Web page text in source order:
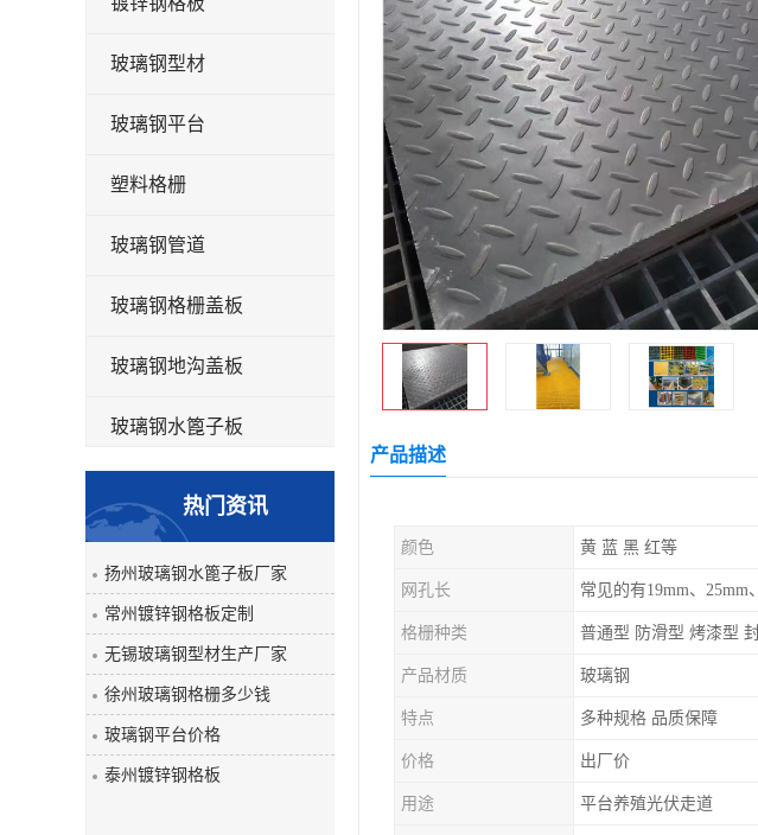
玻璃钢型材
玻璃钢平台
塑料格栅
玻璃钢管道
玻璃钢格栅盖板
玻璃钢地沟盖板
玻璃钢水篦子板
玻璃钢平板
玻璃钢盖板
热门资讯
扬州玻璃钢水篦子板厂家
常州镀锌钢格板定制
无锡玻璃钢型材生产厂家
徐州玻璃钢格栅多少钱
玻璃钢平台价格
泰州镀锌钢格板
产品描述
颜色 黄 蓝 黑 红等
网孔长
格栅种类
产品材质 玻璃钢
特点 多种规格 品质保障
价格 出厂价
用途 平台养殖光伏走道